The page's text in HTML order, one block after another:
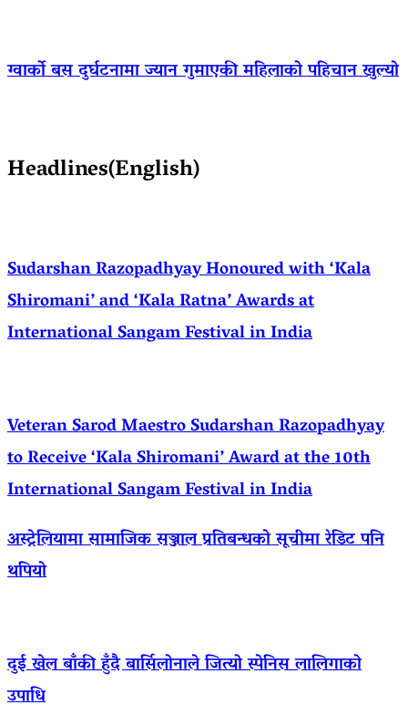
ग्वार्को बस दुर्घटनामा ज्यान गुमाएकी महिलाको पहिचान खुल्यो
Headlines(English)
Sudarshan Razopadhyay Honoured with ‘Kala
Shiromani’ and ‘Kala Ratna’ Awards at
International Sangam Festival in India
Veteran Sarod Maestro Sudarshan Razopadhyay
to Receive ‘Kala Shiromani’ Award at the 10th
International Sangam Festival in India
अस्ट्रेलियामा सामाजिक सञ्जाल प्रतिबन्धको सूचीमा रेडिट पनि
थपियो
दुई खेल बाँकी हुँदै बार्सिलोनाले जित्यो स्पेनिस लालिगाको
उपाधि